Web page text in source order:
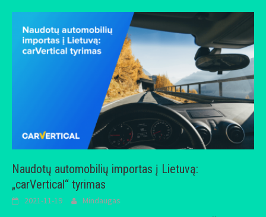
Naudotų automobilių importas į Lietuvą:
„carVertical“ tyrimas
2021-11-19 Mindaugas